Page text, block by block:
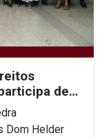
de
Dom Helder